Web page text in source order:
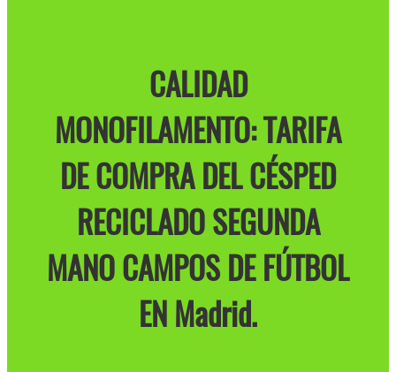
CALIDAD
MONOFILAMENTO: TARIFA
DE COMPRA DEL CÉSPED
RECICLADO SEGUNDA
MANO CAMPOS DE FÚTBOL
EN Madrid.